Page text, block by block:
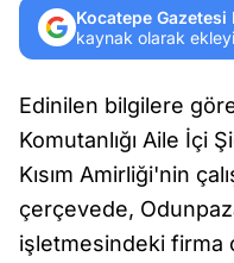
Kocatepe Gazetesi
kaynak olarak
Edinilen bilgilere
Komutanlığı Aile İçi
Kısım Amirliği'nin
çerçevede,
işletmesindeki firma